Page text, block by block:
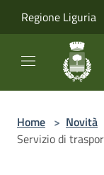
Regione Liguria
Home > Novità
Servizio di